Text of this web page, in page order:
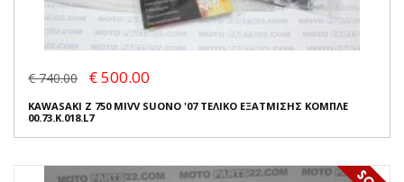
€ 740.00 € 500.00
KAWASAKI Z 750 MIVV SUONO '07 ΤΕΛΙΚΟ ΕΞΑΤΜΙΣΗΣ ΚΟΜΠΛΕ
00.73.K.018.L7